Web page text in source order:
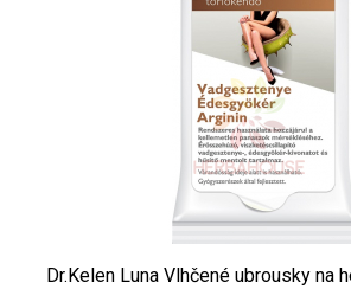
Dr.Kelen Luna Vlhčené ubrousky na